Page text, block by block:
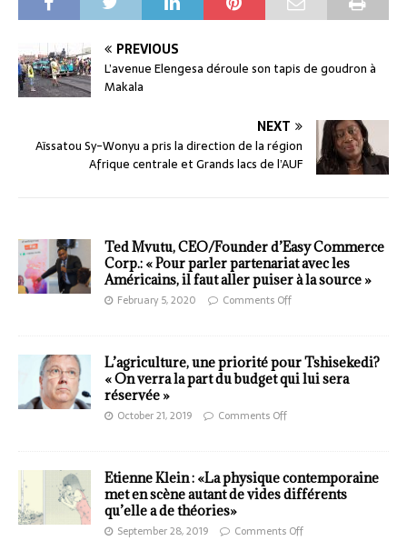
PREVIOUS
L’avenue Elengesa déroule son tapis de goudron à
Makala
NEXT
Aïssatou Sy-Wonyu a pris la direction de la région
Afrique centrale et Grands lacs de l’AUF
Ted Mvutu, CEO/Founder d’Easy Commerce
Corp.: « Pour parler partenariat avec les
Américains, il faut aller puiser à la source »
February 5, 2020 Comments Off
L’agriculture, une priorité pour Tshisekedi?
« On verra la part du budget qui lui sera
réservée »
October 21, 2019 Comments Off
Etienne Klein : «La physique contemporaine
met en scène autant de vides différents
qu’elle a de théories»
September 28, 2019 Comments Off